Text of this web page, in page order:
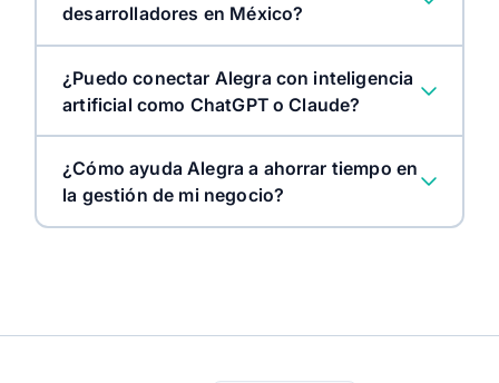
desarrolladores en México?
¿Puedo conectar Alegra con inteligencia
artificial como ChatGPT o Claude?
¿Cómo ayuda Alegra a ahorrar tiempo en
la gestión de mi negocio?